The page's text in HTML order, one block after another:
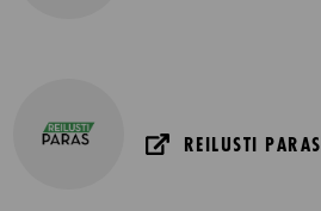
REILUSTI PARAS